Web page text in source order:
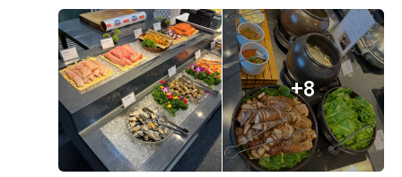
아요 >.<
이고 퀄리티가 많이 떨어지지 않는 곳 5. 하객이 250-300
명까지는 충분히 들어갈 수 있는 곳 이정도 였어요. 그런
부분에서 밝고 서울역과 가깝고 시청역에서 가깝고 뷔페식
이고 단독으로 홀과 식당을 쓸 수 있는 오펠리스가 딱 좋았
던 것 같아요. 다만 저희가 식까지 시간여유가 얼마 안남은
만큼 계약이 정계약으로 빠르게 들어가야해서 신중히 결정
해야했죠. 상담실장님이 고민할 시간을 충분히 주셔서 신
중히 선택했고 층고가 높은 홀의 전망을 보며 가을의 결혼
+8